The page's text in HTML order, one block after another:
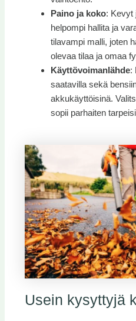
Paino ja koko: Kevyt
helpompi hallita ja
tilavampi malli, joten
olevaa tilaa ja omaa
Käyttövoimanlähde:
saatavilla sekä
akkukäyttöisinä.
sopii parhaiten
Usein kysyttyjä